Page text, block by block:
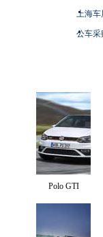
上海
公车采
Polo GTI